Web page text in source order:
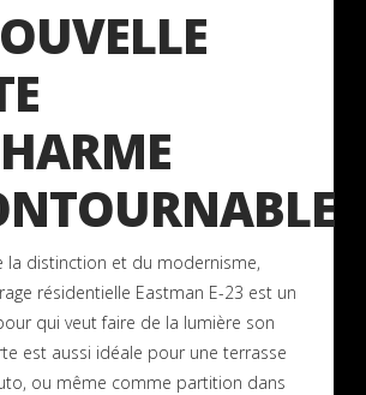
la distinction et du modernisme,
résidentielle Eastman E-23 est un
qui veut faire de la lumière son
est aussi idéale pour une terrasse
ou même comme partition dans